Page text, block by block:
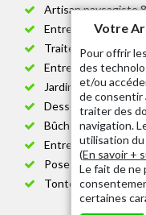
Artisan paysagiste
Entreprise de
Traitement anti-
Entreprise
Jardinier taille de
Dessouchage arbre
Bûcheron 87
Entretien espace
Pose et
Tonte de pelouse
Votre
Pour offrir
des
et/ou
de consentir
traiter des
navigation.
utilisation
(En savoir +
Le fait de ne
certaines